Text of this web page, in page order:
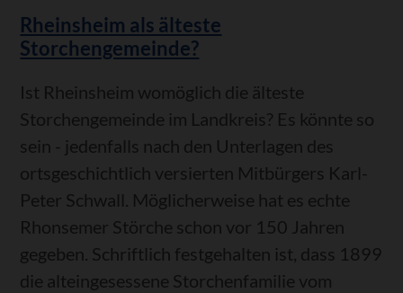
September:
„Rhosemer
Herbscht“
mit
erwarteten
4.000
Besuchern
Rheinsheim als älteste
Storchengemeinde?
Ist Rheinsheim womöglich die älteste
Storchengemeinde im Landkreis? Es könnte so
sein - jedenfalls nach den Unterlagen des
ortsgeschichtlich versierten Mitbürgers Karl-
Peter Schwall. Möglicherweise hat es echte
Rhonsemer Störche schon vor 150 Jahren
gegeben. Schriftlich festgehalten ist, dass 1899
die alteingesessene Storchenfamilie vom